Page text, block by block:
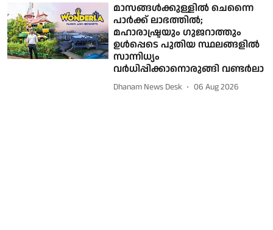
മാസങ്ങള്‍ക്കുള്ളില്‍ ചെന്നൈ
പാര്‍ക്ക് ലാഭത്തില്‍;
മഹാരാഷ്ട്രയും ഗുജറാത്തും
ഉള്‍പ്പെടെ പുതിയ സ്ഥലങ്ങളില്‍
സാന്നിധ്യം
വര്‍ധിപ്പിക്കാനൊരുങ്ങി വണ്ടര്‍ലാ
Dhanam News Desk 06 Aug 2026